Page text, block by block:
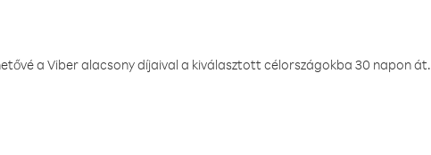
a Viber alacsony díjaival a kiválasztott célországokba 30 napon át.